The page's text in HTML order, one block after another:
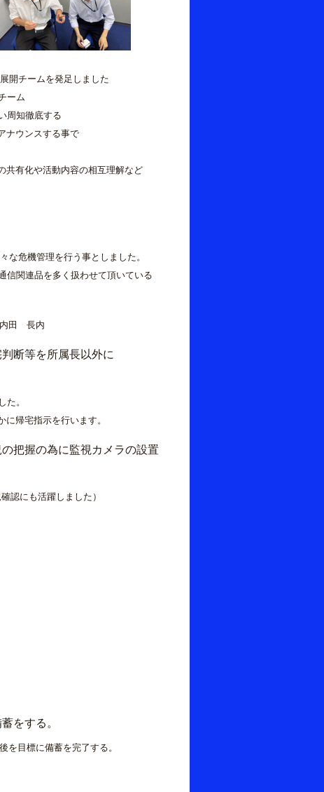
開チームを発足しました
ーム
周知徹底する
ウンスする事で
有化や活動内容の相互理解など
危機管理を行う事としました。
信関連品を多く扱わせて頂いている
内田 長内
断等を所属長以外に
。
帰宅指示を行います。
把握の為に監視カメラの設置
にも活躍しました）
をする。
目標に備蓄を完了する。